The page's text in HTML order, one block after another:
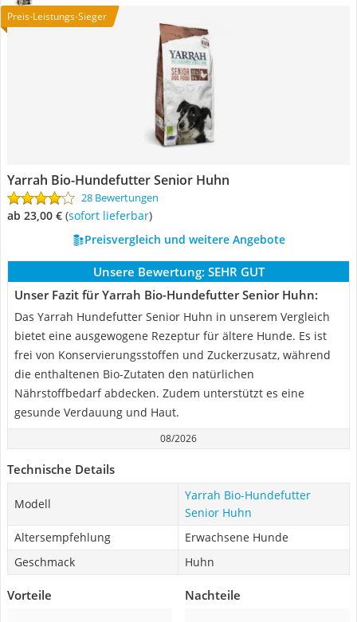
Preis-Leistungs-Sieger
Yarrah Bio-Hundefutter Senior Huhn
28 Bewertungen
ab 23,00 € ( Sofort lieferbar)
Preisvergleich und weitere Angebote
Unsere Bewertung: SEHR GUT
Unser Fazit für Yarrah Bio-Hundefutter Senior Huhn:
Das Yarrah Hundefutter Senior Huhn in unserem Vergleich
bietet eine ausgewogene Rezeptur für ältere Hunde. Es ist
frei von Konservierungsstoffen und Zuckerzusatz, während
die enthaltenen Bio-Zutaten den natürlichen
Nährstoffbedarf abdecken. Zudem unterstützt es eine
gesunde Verdauung und Haut.
08/2026
Technische Details
Modell
Yarrah Bio-Hundefutter
Senior Huhn
Altersempfehlung
Erwachsene Hunde
Geschmack
Huhn
Vorteile Nachteile